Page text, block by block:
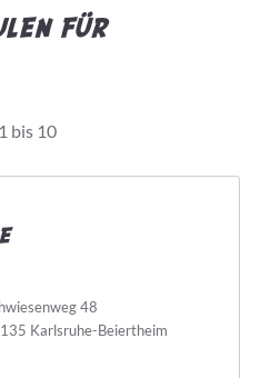
für
bis 10
48
Karlsruhe-Beiertheim